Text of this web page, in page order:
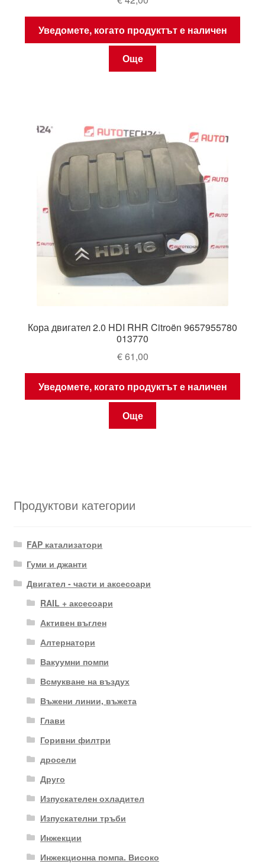
Уведомете, когато продуктът е наличен
Още
Кора двигател 2.0 HDI RHR Citroën 9657955780
013770
€61,00
Уведомете, когато продуктът е наличен
Още
Продуктови категории
FAP катализатори
Гуми и джанти
Двигател - части и аксесоари
RAIL + аксесоари
Активен въглен
Алтернатори
Вакуумни помпи
Всмукване на въздух
Въжени линии, въжета
Глави
Горивни филтри
дросели
Друго
Изпускателен охладител
Изпускателни тръби
Инжекции
Инжекционна помпа. Високо